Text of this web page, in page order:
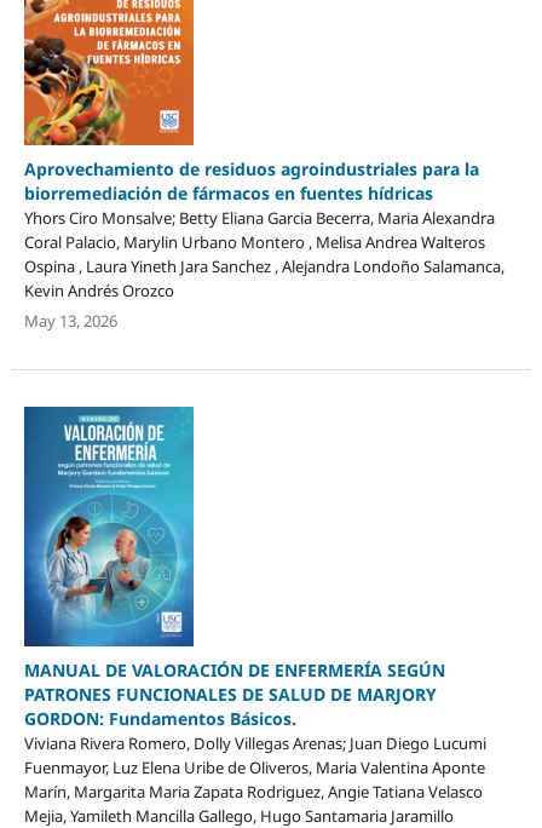
Aprovechamiento de residuos agroindustriales para la
biorremediación de fármacos en fuentes hídricas
Yhors Ciro Monsalve; Betty Eliana Garcia Becerra, Maria Alexandra
Coral Palacio, Marylin Urbano Montero , Melisa Andrea Walteros
Ospina , Laura Yineth Jara Sanchez , Alejandra Londoño Salamanca,
Kevin Andrés Orozco
May 13, 2026
MANUAL DE VALORACIÓN DE ENFERMERÍA SEGÚN
PATRONES FUNCIONALES DE SALUD DE MARJORY
GORDON: Fundamentos Básicos.
Viviana Rivera Romero, Dolly Villegas Arenas; Juan Diego Lucumi
Fuenmayor, Luz Elena Uribe de Oliveros, Maria Valentina Aponte
Marín, Margarita Maria Zapata Rodriguez, Angie Tatiana Velasco
Mejia, Yamileth Mancilla Gallego, Hugo Santamaria Jaramillo